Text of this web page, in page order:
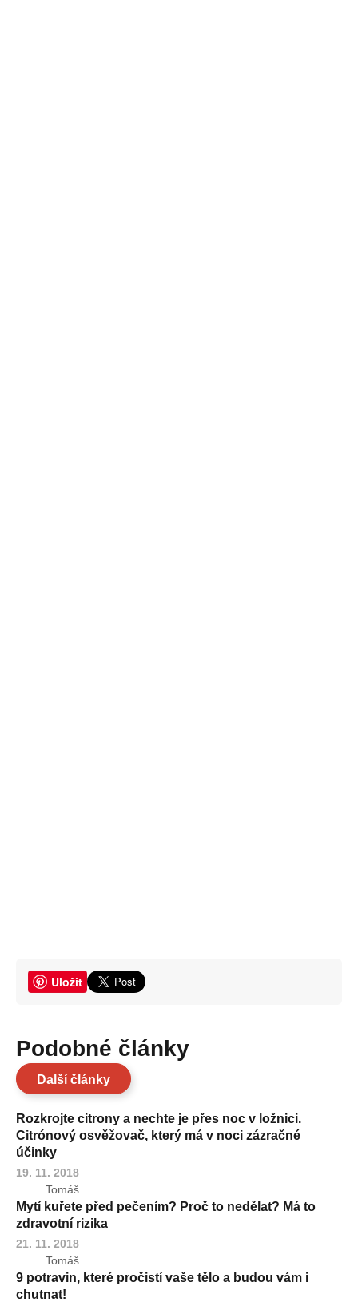
Uložit
Podobné články
Další články
Rozkrojte citrony a nechte je přes noc v ložnici.
Citrónový osvěžovač, který má v noci zázračné
účinky
19. 11. 2018
Tomáš
Mytí kuřete před pečením? Proč to nedělat? Má to
zdravotní rizika
21. 11. 2018
Tomáš
9 potravin, které pročistí vaše tělo a budou vám i
chutnat!